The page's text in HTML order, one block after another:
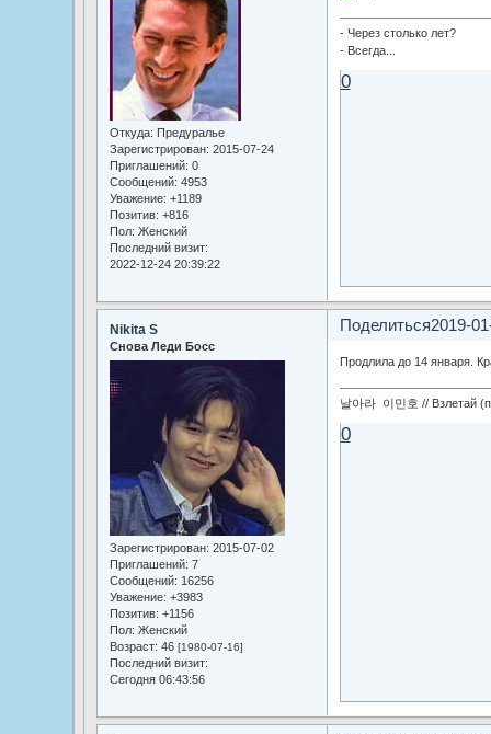
Откуда: Предуралье
Зарегистрирован: 2015-07-24
Приглашений: 0
Сообщений: 4953
Уважение: +1189
Позитив: +816
Пол: Женский
Последний визит:
2022-12-24 20:39:22
- Через столько лет?
- Всегда...
0
Поделиться2019-
Nikita S
Снова Леди Босс
Зарегистрирован: 2015-07-02
Приглашений: 7
Сообщений: 16256
Уважение: +3983
Позитив: +1156
Пол: Женский
Возраст: 46 [1980-07-16]
Последний визит:
Сегодня 06:43:56
Продлила до 14 января.
날아라 이민호 // Взлетай
0